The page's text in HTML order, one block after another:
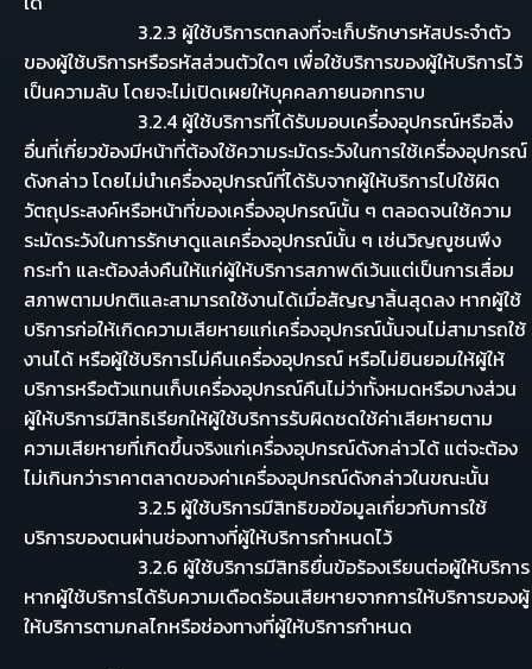
3.2.3 ผู้ใช้บริการตกลงที่จะเก็บรักษารหัสประจำตัว
ของผู้ใช้บริการหรือรหัสส่วนตัวใดๆ เพื่อใช้บริการของผู้ให้บริการไว้
เป็นความลับ โดยจะไม่เปิดเผยให้บุคคลภายนอกทราบ
3.2.4 ผู้ใช้บริการที่ได้รับมอบเครื่องอุปกรณ์หรือสิ่ง
อื่นที่เกี่ยวข้องมีหน้าที่ต้องใช้ความระมัดระวังในการใช้เครื่องอุปกรณ์
ดังกล่าว โดยไม่นำเครื่องอุปกรณ์ที่ได้รับจากผู้ให้บริการไปใช้ผิด
วัตถุประสงค์หรือหน้าที่ของเครื่องอุปกรณ์นั้น ๆ ตลอดจนใช้ความ
ระมัดระวังในการรักษาดูแลเครื่องอุปกรณ์นั้น ๆ เช่นวิญญูชนพึง
กระทำ และต้องส่งคืนให้แก่ผู้ให้บริการสภาพดีเว้นแต่เป็นการเสื่อม
สภาพตามปกติและสามารถใช้งานได้เมื่อสัญญาสิ้นสุดลง หากผู้ใช้
บริการก่อให้เกิดความเสียหายแก่เครื่องอุปกรณ์นั้นจนไม่สามารถใช้
งานได้ หรือผู้ใช้บริการไม่คืนเครื่องอุปกรณ์ หรือไม่ยินยอมให้ผู้ให้
บริการหรือตัวแทนเก็บเครื่องอุปกรณ์คืนไม่ว่าทั้งหมดหรือบางส่วน
ผู้ให้บริการมีสิทธิเรียกให้ผู้ใช้บริการรับผิดชดใช้ค่าเสียหายตาม
ความเสียหายที่เกิดขึ้นจริงแก่เครื่องอุปกรณ์ดังกล่าวได้ แต่จะต้อง
ไม่เกินกว่าราคาตลาดของค่าเครื่องอุปกรณ์ดังกล่าวในขณะนั้น
3.2.5 ผู้ใช้บริการมีสิทธิขอข้อมูลเกี่ยวกับการใช้
บริการของตนผ่านช่องทางที่ผู้ให้บริการกำหนดไว้
3.2.6 ผู้ใช้บริการมีสิทธิยื่นข้อร้องเรียนต่อผู้ให้บริการ
หากผู้ใช้บริการได้รับความเดือดร้อนเสียหายจากการให้บริการของผู้
ให้บริการตามกลไกหรือช่องทางที่ผู้ให้บริการกำหนด